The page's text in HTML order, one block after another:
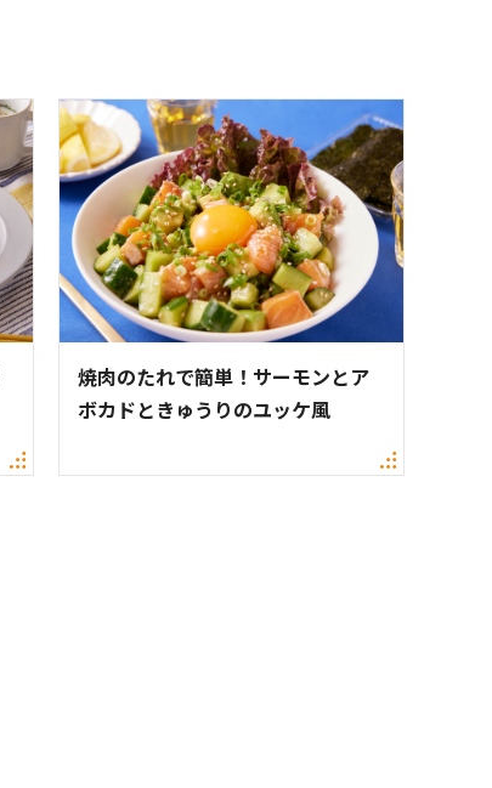
焼肉のたれで簡単！サーモンとア
ボカドときゅうりのユッケ風